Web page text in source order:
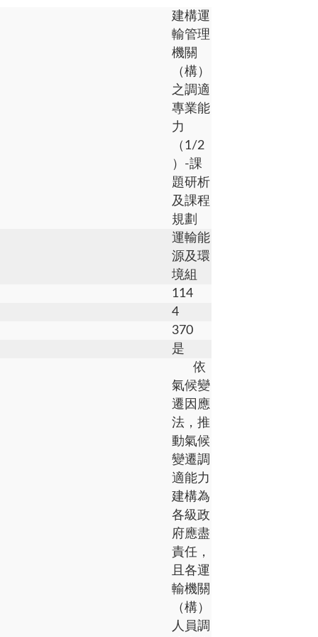
建構運
輸管理
機關
（構）
之調適
專業能
力
（1/2
）-課
題研析
及課程
規劃
運輸能
源及環
境組
114
4
370
是
依
氣候變
遷因應
法，推
動氣候
變遷調
適能力
建構為
各級政
府應盡
責任，
且各運
輸機關
（構）
人員調